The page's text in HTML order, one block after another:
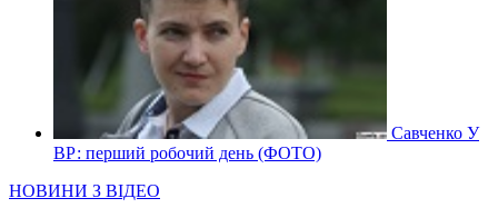
Савченко У
ВР: перший робочий день (ФОТО)
НОВИНИ З ВІДЕО